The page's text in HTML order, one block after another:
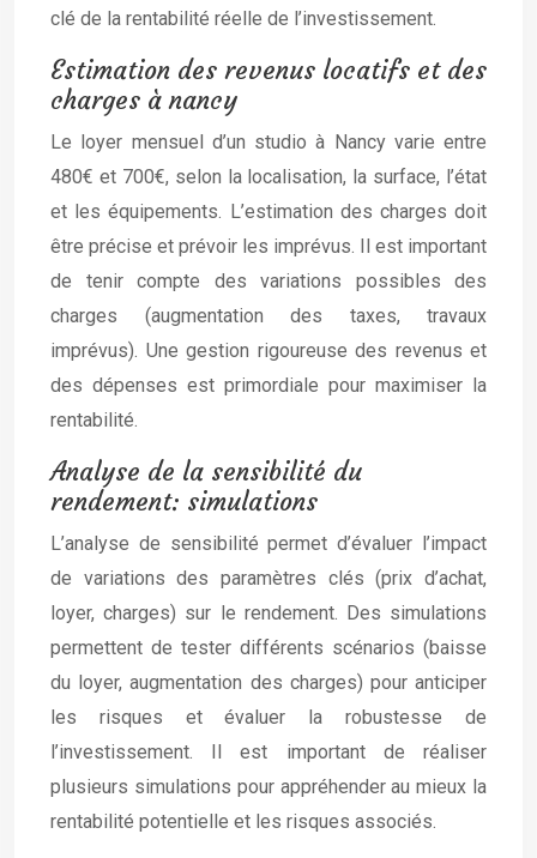
clé de la rentabilité réelle de l’investissement.
Estimation des revenus locatifs et des
charges à nancy
Le loyer mensuel d’un studio à Nancy varie entre
480€ et 700€, selon la localisation, la surface, l’état
et les équipements. L’estimation des charges doit
être précise et prévoir les imprévus. Il est important
de tenir compte des variations possibles des
charges (augmentation des taxes, travaux
imprévus). Une gestion rigoureuse des revenus et
des dépenses est primordiale pour maximiser la
rentabilité.
Analyse de la sensibilité du
rendement: simulations
L’analyse de sensibilité permet d’évaluer l’impact
de variations des paramètres clés (prix d’achat,
loyer, charges) sur le rendement. Des simulations
permettent de tester différents scénarios (baisse
du loyer, augmentation des charges) pour anticiper
les risques et évaluer la robustesse de
l’investissement. Il est important de réaliser
plusieurs simulations pour appréhender au mieux la
rentabilité potentielle et les risques associés.